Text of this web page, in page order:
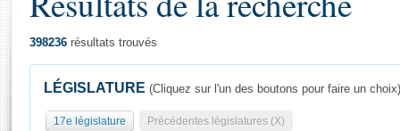
398236 résultats trouvés
LÉGISLATURE (Cliquez sur l'un des boutons pour faire un choix)
17e législature Précédentes législatures (X)